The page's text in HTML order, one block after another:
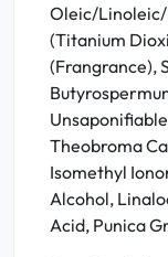
Oleic/Linoleic/
(Titanium
(Frangrance),
Theobroma
Isomethyl
Alcohol,
Acid, Punica